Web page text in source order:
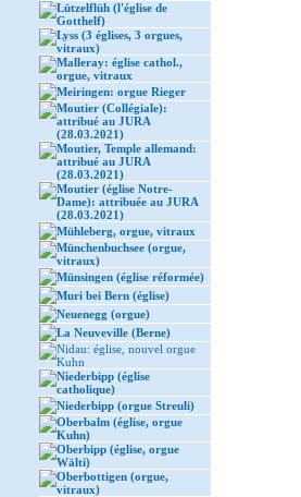
Lützelflüh (l'église de
Gotthelf)
Lyss (3 églises, 3 orgues,
vitraux)
Malleray: église cathol.,
orgue, vitraux
Meiringen: orgue Rieger
Moutier (Collégiale):
attribué au JURA
(28.03.2021)
Moutier, Temple allemand:
attribué au JURA
(28.03.2021)
Moutier (église Notre-
Dame): attribuée au JURA
(28.03.2021)
Mühleberg, orgue, vitraux
Münchenbuchsee (orgue,
vitraux)
Münsingen (église réformée)
Muri bei Bern (église)
Neuenegg (orgue)
La Neuveville (Berne)
Nidau: église, nouvel orgue
Kuhn
Niederbipp (église
catholique)
Niederbipp (orgue Streuli)
Oberbalm (église, orgue
Kuhn)
Oberbipp (église, orgue
Wälti)
Oberbottigen (orgue,
vitraux)